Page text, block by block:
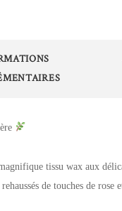
tissu wax aux
de touches de rose